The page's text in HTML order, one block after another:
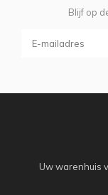
Blijf op
Uw warenhuis